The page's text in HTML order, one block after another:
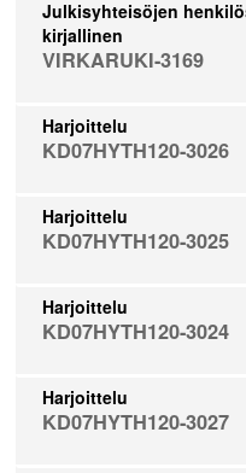
Julkisyhteisöjen
kirjallinen
VIRKARUKI-3169
Harjoittelu
KD07HYTH120-3026
Harjoittelu
KD07HYTH120-3025
Harjoittelu
KD07HYTH120-3024
Harjoittelu
KD07HYTH120-3027